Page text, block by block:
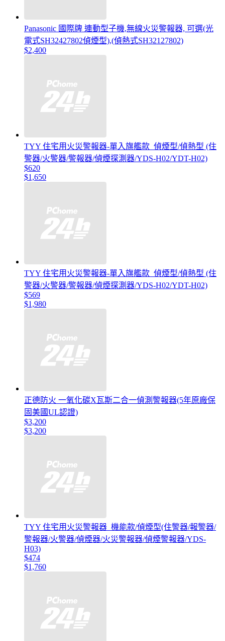
Panasonic 國際牌 連動型子機,無線火災警報器, 可選(光
電式SH32427802偵煙型),(偵熱式SH32127802)
$2,400
TYY 住宅用火災警報器-單入旗艦款_偵煙型/偵熱型 (住
警器/火警器/警報器/偵煙探測器/YDS-H02/YDT-H02)
$620
$1,650
TYY 住宅用火災警報器-單入旗艦款_偵煙型/偵熱型 (住
警器/火警器/警報器/偵煙探測器/YDS-H02/YDT-H02)
$569
$1,980
正德防火 一氧化碳X瓦斯二合一偵測警報器(5年原廠保
固美國UL認證)
$3,200
$3,200
TYY 住宅用火災警報器_機能款/偵煙型(住警器/報警器/
警報器/火警器/偵煙器/火災警報器/偵煙警報器/YDS-
H03)
$474
$1,760